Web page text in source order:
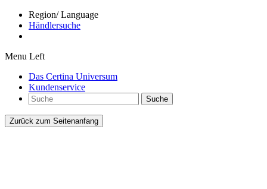
Region/ Language
Händlersuche
Menu Left
Das Certina Universum
Kundenservice
Suche
Zurück zum Seitenanfang